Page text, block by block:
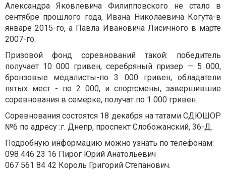
Александра Яковлевича Филипповского не стало в
сентябре прошлого года, Ивана Николаевича Когута-в
январе 2015-го, а Павла Ивановича Лисичного в марте
2007-го.
Призовой фонд соревнований такой: победитель
получает 10 000 гривен, серебряный призер — 5 000,
бронзовые медалисты-по 3 000 гривен, обладатели
пятых мест - по 2 000, и спортсмены, завершившие
соревнования в семерке, получат по 1 000 гривен.
Соревнования состоятся 18 декабря на татами СДЮШОР
№6 по адресу :г. Днепр, проспект Слобожанский, 36-Д.
Подробную информацию можно узнать по телефонам:
098 446 23 16 Пирог Юрий Анатольевич
067 561 84 42 Король Григорий Степанович.